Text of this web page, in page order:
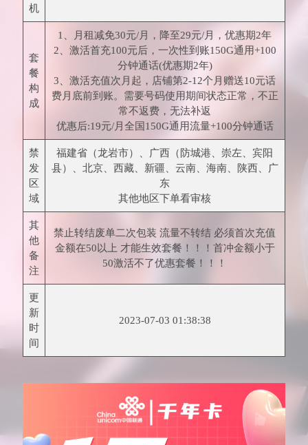
机
套
餐
构
成
1、月租减免30元/月，降至29元/月，优惠期2年
2、激活首充100元后，一次性到账150G通用+100
分钟通话(优惠期2年)
3、激活充值次月起，店铺第2-12个月赠送10元话
费月底前到账。需要号码使用期间状态正常，不正
常不返费，无法补返
优惠后:19元/月全国150G通用流量+100分钟通话
禁
发
区
域
福建省（龙岩市）、广西（防城港、崇左、宾阳
县）、北京、西藏、新疆、云南、海南、陕西、广
东
其他地区下单看审核
其
他
备
注
禁止转结废单二次包装 流量不转结 必须首次充值
金额在50以上 才能生效套餐！！！首冲金额小于
50激活不了优惠套餐！！！
更
新
时
间
2023-07-03 01:38:38